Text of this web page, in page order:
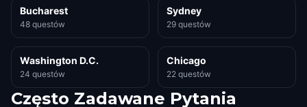
Bucharest
48 questów
Sydney
29 questów
Washington D.C.
24 questów
Chicago
22 questów
Często Zadawane Pytania